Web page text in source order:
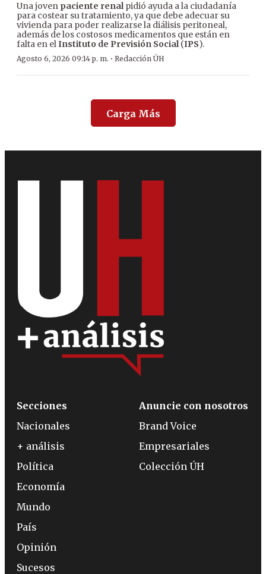
Una joven paciente renalpidió ayuda a la ciudadanía
para costear su tratamiento, ya que debe adecuar su
vivienda para poder realizarse la diálisis peritoneal,
además de los costosos medicamentos que están en
falta en elInstituto de Previsión Social(IPS).
Agosto 6, 2026 09:14 p. m. · Redacción ÚH
Carga Más
Secciones
Nacionales
+ análisis
Política
Economía
Mundo
País
Opinión
Sucesos
Anuncie con nosotros
Brand Voice
Empresariales
Colección ÚH